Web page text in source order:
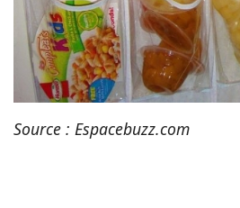
Source : Espacebuzz.com